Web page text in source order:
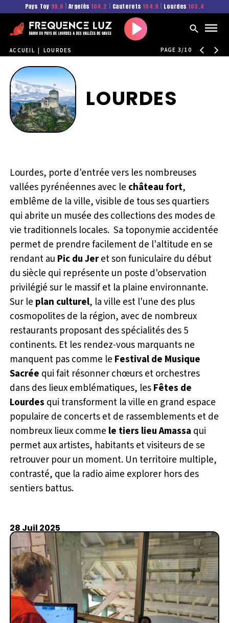
Pays Toy 99.6 Argelès 104.2 Cauterets 104.9 Lourdes 103.4
Play
ACCUEIL LOURDES PAGE 3/10
LOURDES
Lourdes, porte d'entrée vers les nombreuses
vallées pyrénéennes avec le château fort,
emblême de la ville, visible de tous ses quartiers
qui abrite un musée des collections des modes de
vie traditionnels locales. Sa toponymie accidentée
permet de prendre facilement de l'altitude en se
rendant au Pic du Jeret son funiculaire du début
du siècle qui représente un poste d'observation
privilégié sur le massif et la plaine environnante.
Sur le plan culturel, la ville est l'une des plus
cosmopolites de la région, avec de nombreux
restaurants proposant des spécialités des 5
continents. Et les rendez-vous marquants ne
manquent pas comme le Festival de Musique
Sacrée qui fait résonner chœurs et orchestres
dans des lieux emblématiques, lesFêtes de
Lourdes qui transforment la ville en grand espace
populaire de concerts et de rassemblements et de
nombreux lieux comme le tiers lieuAmassa qui
permet aux artistes, habitants et visiteurs de se
retrouver pour un moment. Un territoire multiple,
contrasté, que la radio aime explorer hors des
sentiers battus.
28 Juil 2025